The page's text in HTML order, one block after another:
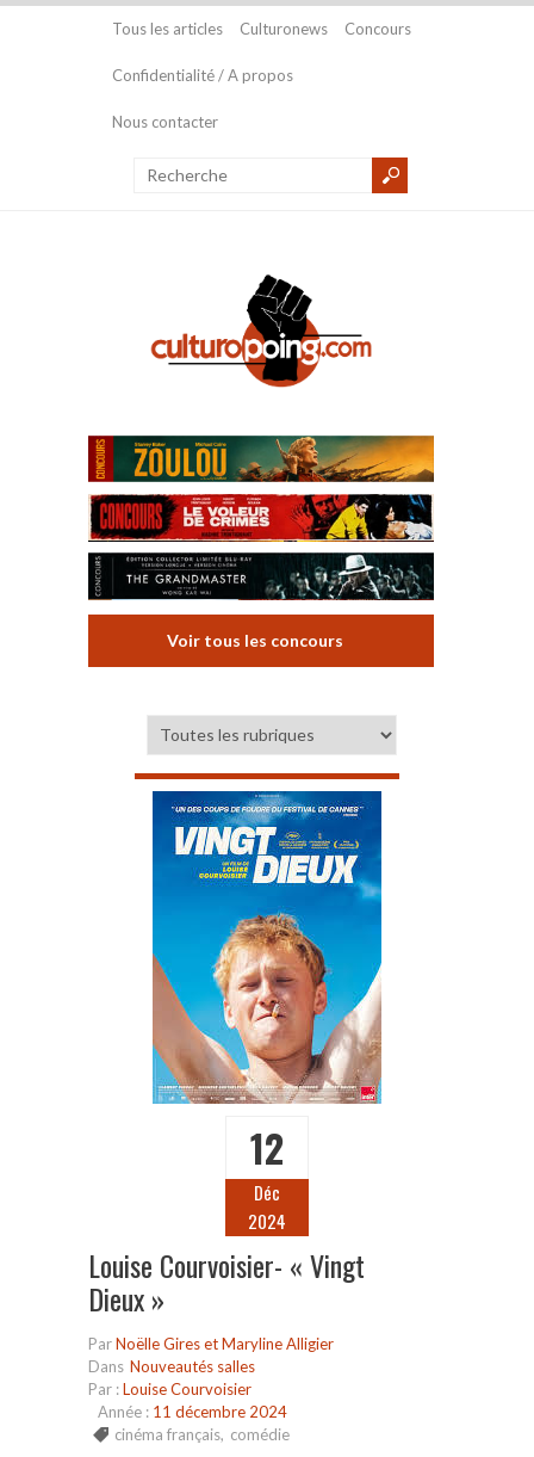
Tous les articles Culturonews Concours
Confidentialité / A propos
Nous contacter
Voir tous les concours
12
Déc
2024
Louise Courvoisier- « Vingt
Dieux »
ParNoëlle Gires et Maryline Alligier
Dans Nouveautés salles
Par :Louise Courvoisier
Année : 11 décembre 2024
cinéma français, comédie